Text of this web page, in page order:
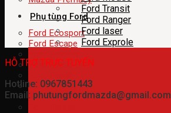
Phụ tùng Ford
Ford Ecosport
Ford Escape
Ford Focus
Ford Modeo
Ford Transit
Ford Transit
Ford Ranger
Ford laser
Ford Exprole
HỖ TRỢ TRỰC TUYẾN
Hotline: 0967851443
Email: phutungfordmazda@gmail.com